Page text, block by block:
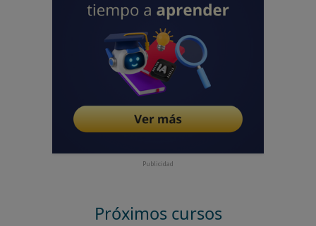
Publicidad
Próximos cursos